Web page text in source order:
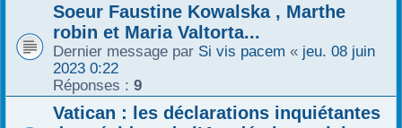
Soeur Faustine Kowalska , Marthe
robin et Maria Valtorta...
Dernier message par Si vis pacem « jeu. 08 juin
2023 0:22
Réponses : 9
Vatican : les déclarations inquiétantes